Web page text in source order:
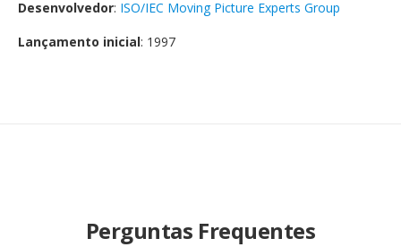
Desenvolvedor: ISO/IEC Moving Picture Experts Group
Lançamento inicial: 1997
Perguntas Frequentes